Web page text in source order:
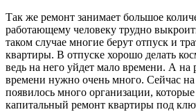
Так же ремонт занимает большое
работающему человеку трудно
таком случае многие берут отпуск и
квартиры. В отпуске хорошо делать
ведь на него уйдет мало времени. А на
времени нужно очень много. Сейчас
появилось много организации,
капитальный ремонт квартиры под